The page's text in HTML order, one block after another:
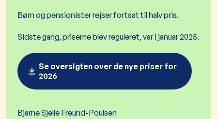
Børn og pensionister rejser fortsat til halv pris.
Sidste gang, priserne blev reguleret, var i januar 2025.
Se oversigten over de nye priser for
2026
Bjarne Sjelle Freund-Poulsen